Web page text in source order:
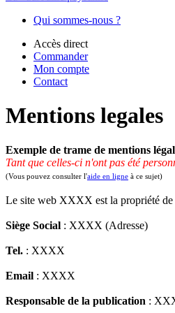
Qui sommes-nous ?
Accès direct
Commander
Mon compte
Contact
Mentions legales
Exemple de trame de mentions
Tant que celles-ci n'ont pas été
(Vous pouvez consulter l'aide en ligne à ce sujet)
Le site web XXXX est la propriété
Siège Social : XXXX (Adresse)
Tel. : XXXX
Email : XXXX
Responsable de la publication :